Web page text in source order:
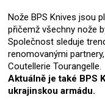
Nože BPS Knives jsou
přičemž všechny nože
Společnost sleduje
renomovanými
Coutellerie Tourangelle.
Aktuálně je také BPS
ukrajinskou armádu.